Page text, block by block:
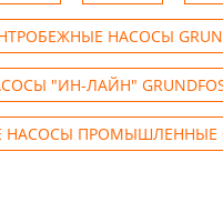
НАСОСЫ
"ИН-ЛАЙН"
ПРОМЫШЛЕННЫЕ